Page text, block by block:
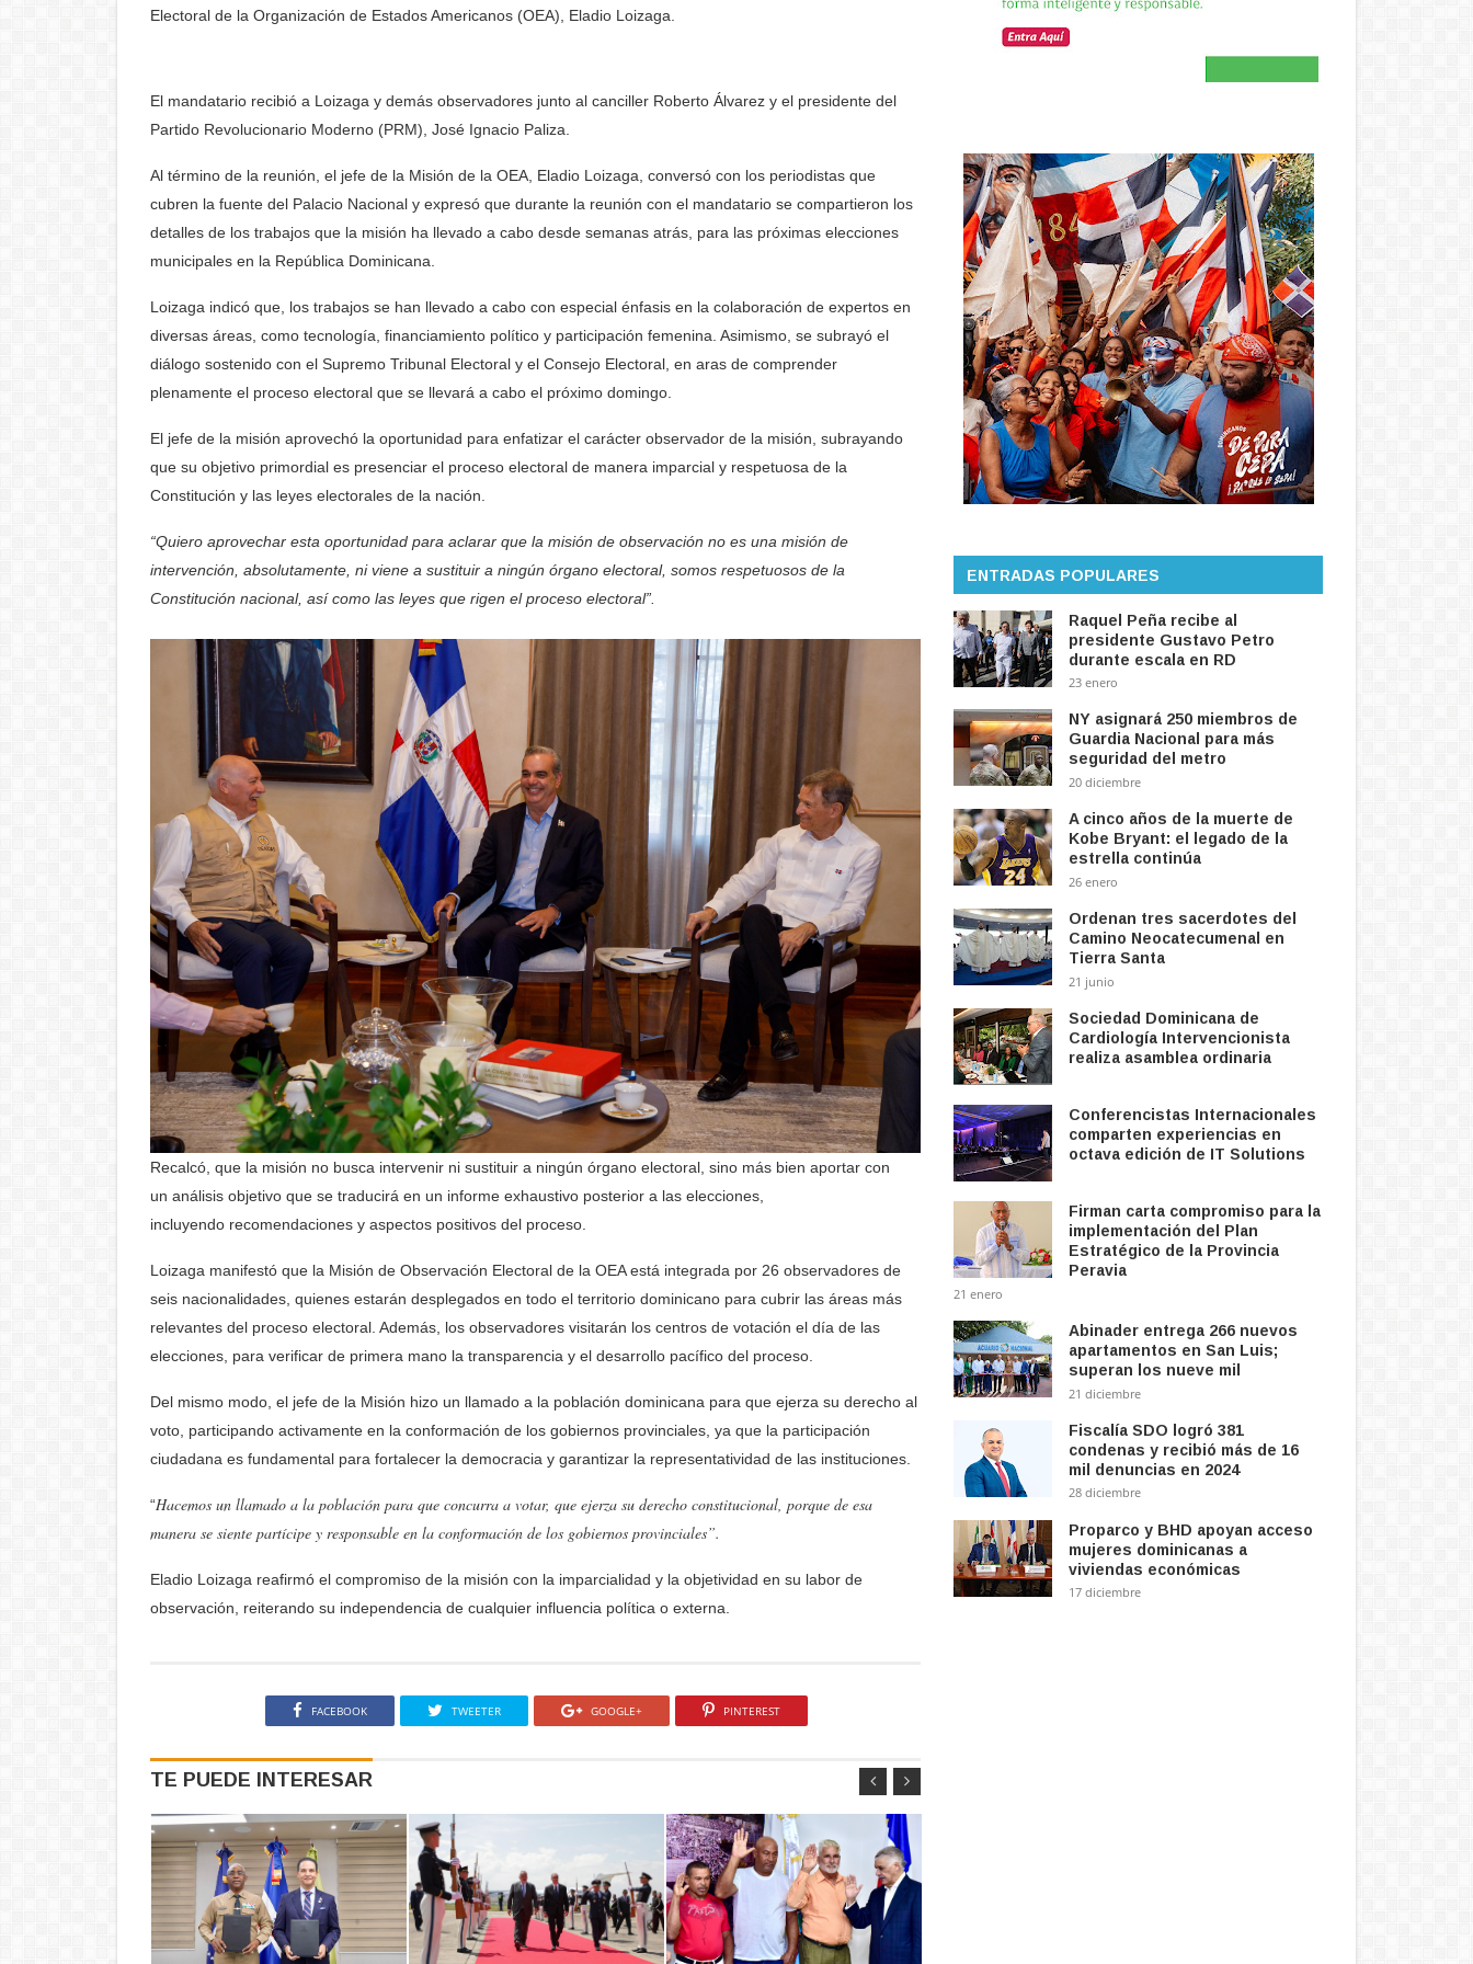
Electoral de la Organización de Estados Americanos (OEA), Eladio Loizaga
El mandatario recibió a Loizaga y demás observadores junto al canciller Roberto Álvarez y el presidente del
Partido Revolucionario Moderno (PRM), José Ignacio Paliza.
Al término de la reunión, el jefe de la Misión de la OEA , Eladio Loizaga, conversó con los periodistas que
cubren la fuente del Palacio Nacional y expresó que durante la reunión con el mandatario se compartieron los
detalles de los trabajos que la misión ha llevado a cabo desde semanas atrás, para las próximas elecciones
municipales en la República Dominicana.
Loizaga indicó que, los trabajos se han llevado a cabo con especial énfasis en la colaboración de expertos en
diversas áreas, como tecnología, financiamiento político y participación femenina . Asimismo, se subrayó el
diálogo sostenido con el Supremo Tribunal Electoral y el Consejo Electoral , en aras de comprender
plenamente el proceso electoral que se llevará a cabo el próximo domingo
El jefe de la misión aprovechó la oportunidad para enfatizar el carácter observador de la misión, subrayando
que su objetivo primordial es presenciar el proceso electoral de manera imparcial y respetuosa de la
Constitución y las leyes electorales de la nación.
“Quiero aprovechar esta oportunidad para aclarar que la misión de observación no es una misión de
intervención, absolutamente, ni viene a sustituir a ningún órgano electoral, somos respetuosos de la
Constitución nacional, así como las leyes que rigen el proceso electoral”.
Recalcó, que la misión no busca intervenir ni sustituir a ningún órgano electoral, sino más bien aportar con
un análisis objetivo que se traducirá en un informe exhaustivo posterior a las elecciones,
incluyendo recomendaciones y aspectos positivos del proceso.
Loizaga manifestó que la Misión de Observación Electoral de la OEA está integrada por 26 observadores de
seis nacionalidades, quienes estarán desplegados en todo el territorio dominicano para cubrir las áreas más
relevantes del proceso electoral. Además, los observadores visitarán los centros de votación el día de las
elecciones, para verificar de primera mano la transparencia y el desarrollo pacífico del proceso.
Del mismo modo, el jefe de la Misión hizo un llamado a la población dominicana para que ejerza su derecho al
voto, participando activamente en la conformación de los gobiernos provinciales, ya que la participación
ciudadana es fundamental para fortalecer la democracia y garantizar la representatividad de las instituciones.
“Hacemos un llamado a la población para que concurra a votar, que ejerza su derecho constitucional, porque de esa
manera se siente partícipe y responsable en la conformación de los gobiernos provinciales”.
Eladio Loizaga reafirmó el compromiso de la misión con la imparcialidad y la objetividad en su labor de
observación, reiterando su independencia de cualquier influencia política o externa.
FACEBOOK TWEETER GOOGLE+ PINTEREST
TE PUEDE INTERESAR
ENTRADAS POPULARES
Raquel Peña recibe al
presidente Gustavo Petro
durante escala en RD
23 enero
NY asignará 250 miembros de
Guardia Nacional para más
seguridad del metro
20 diciembre
A cinco años de la muerte de
Kobe Bryant: el legado de la
estrella continúa
26 enero
Ordenan tres sacerdotes del
Camino Neocatecumenal en
Tierra Santa
21 junio
Sociedad Dominicana de
Cardiología Intervencionista
realiza asamblea ordinaria
Conferencistas Internacionales
comparten experiencias en
octava edición de IT Solutions
Firman carta compromiso para la
implementación del Plan
Estratégico de la Provincia
Peravia
21 enero
Abinader entrega 266 nuevos
apartamentos en San Luis;
superan los nueve mil
21 diciembre
Fiscalía SDO logró 381
condenas y recibió más de 16
mil denuncias en 2024
28 diciembre
Proparco y BHD apoyan acceso
mujeres dominicanas a
viviendas económicas
17 diciembre